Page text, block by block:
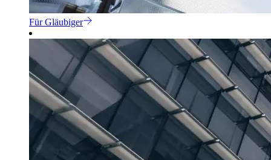
Für Gläubiger